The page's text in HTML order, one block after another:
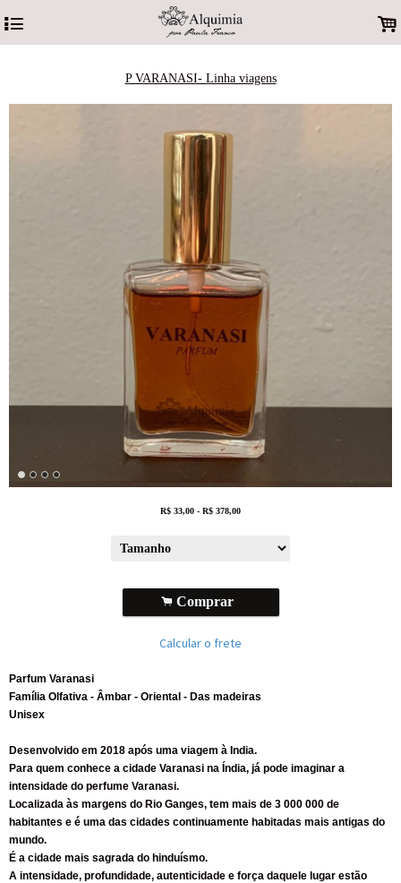
4 .
P VARANASI- Linha viagens
R$ 33,00 - R$ 378,00
.Comprar
Calcular o frete
Parfum Varanasi
Família Olfativa - Âmbar - Oriental - Das madeiras
Unisex
Desenvolvido em 2018 após uma viagem à India.
Para quem conhece a cidade Varanasi na Índia, já pode imaginar a
intensidade do perfume Varanasi.
Localizada às margens do Rio Ganges, tem mais de 3 000 000 de
habitantes e é uma das cidades continuamente habitadas mais antigas do
mundo.
É a cidade mais sagrada do hinduísmo.
A intensidade, profundidade, autenticidade e força daquele lugar estão